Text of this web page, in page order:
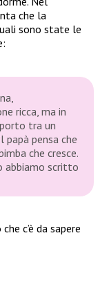
che la
sono state le
ricca, ma in
tra un
pensa che
che cresce.
abbiamo scritto
c’è da sapere